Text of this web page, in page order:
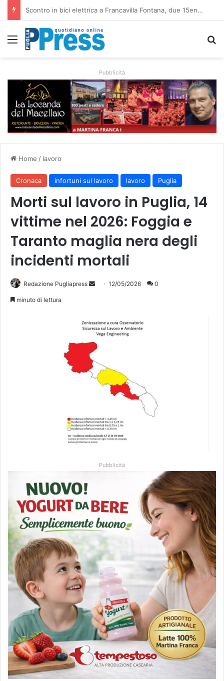
Altamura, aziende agricole donano foraggio all’allevatore colpito dall’incendio nell’Alta Murgia
Menu
Pubblicità
Home / lavoro
Cronaca infortuni sul lavoro lavoro Puglia
Morti sul lavoro in Puglia, 14
vittime nel 2026: Foggia e
Taranto maglia nera degli
incidenti mortali
Redazione Pugliapress
Invia 12/05/2026 0
minuto di lettura
Pubblicità